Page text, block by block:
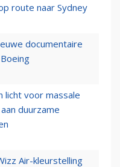
route naar Sydney
documentaire
licht voor massale
duurzame
Air-kleurstelling